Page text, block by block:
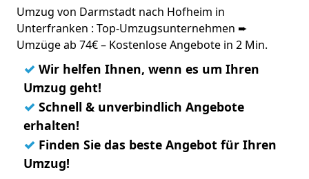
Umzug von Darmstadt nach Hofheim in
Unterfranken : Top-Umzugsunternehmen ➨
Umzüge ab 74€ – Kostenlose Angebote in 2 Min.
✓ Wir helfen Ihnen, wenn es um Ihren
Umzug geht!
✓ Schnell & unverbindlich Angebote
erhalten!
✓ Finden Sie das beste Angebot für Ihren
Umzug!